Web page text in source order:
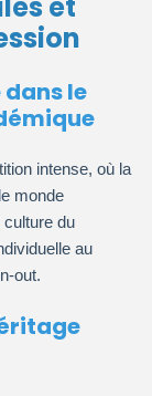
le
intense, où la
monde
culture du
au
out.